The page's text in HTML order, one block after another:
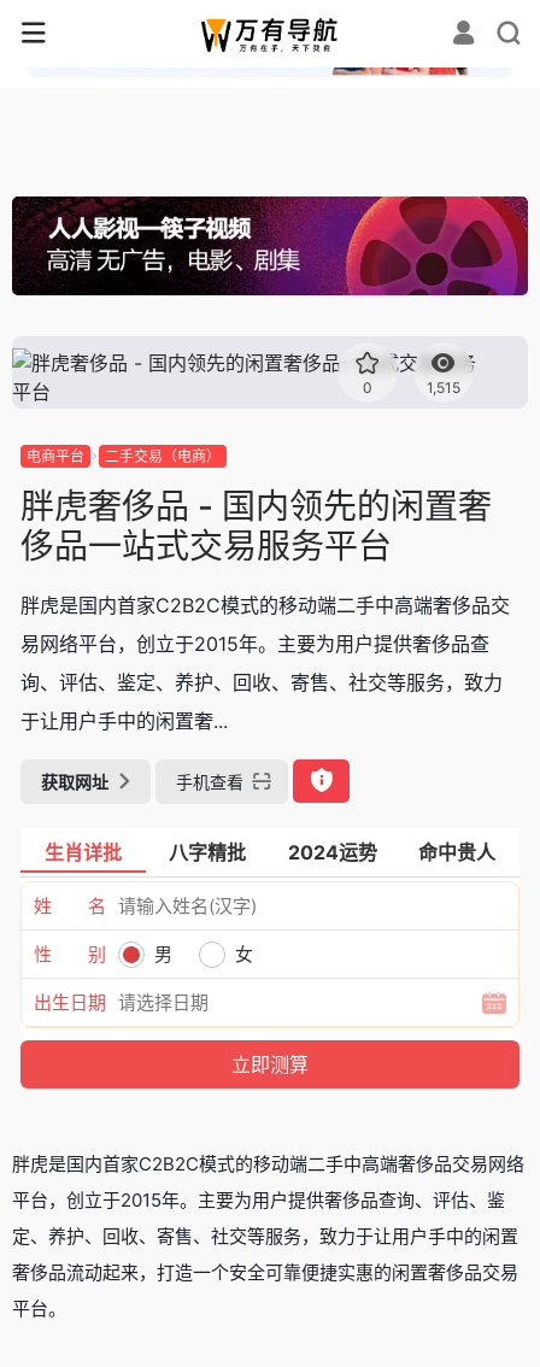
✕
0 1,515
电商平台 二手交易（电商）
胖虎奢侈品 - 国内领先的闲置奢
侈品一站式交易服务平台
胖虎是国内首家C2B2C模式的移动端二手中高端奢侈品交
易网络平台，创立于2015年。主要为用户提供奢侈品查
询、评估、鉴定、养护、回收、寄售、社交等服务，致力
于让用户手中的闲置奢...
获取网址 手机查看
生肖详批 八字精批 2024运势 命中贵人
姓 名
性 别 男 女
出生日期
胖虎是国内首家C2B2C模式的移动端二手中高端奢侈品交易网络
平台，创立于2015年。主要为用户提供奢侈品查询、评估、鉴
定、养护、回收、寄售、社交等服务，致力于让用户手中的闲置
奢侈品流动起来，打造一个安全可靠便捷实惠的闲置奢侈品交易
平台。